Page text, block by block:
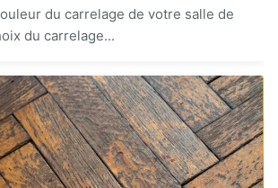
du carrelage de votre salle de
du carrelage...